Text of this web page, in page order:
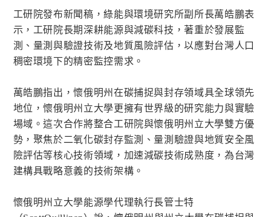
工研院發布新聞稿，綠能與環境研究所副所長萬皓鵬表
示，工研院長期深耕能源與減碳科技，著重於發展監
測、量測與驗證技術及地質風險評估，以應對台灣人口
稠密環境下的精密監控需求。
萬皓鵬指出，懷俄明州在碳捕捉與封存領域具全球領先
地位，懷俄明州立大學更擁有世界級的研究能力與實驗
場域。這次合作將整合工研院與懷俄明州立大學雙方優
勢，聚焦於二氧化碳封存監測、量測驗證與地質安全風
險評估等核心技術領域，加速減碳技術成熟度，為台灣
建構具戰略意義的技術架構。
懷俄明州立大學能源學代理執行長管士特